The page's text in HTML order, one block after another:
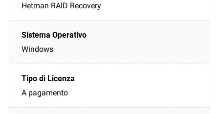
Hetman RAID Recovery
Windows
A pagamento